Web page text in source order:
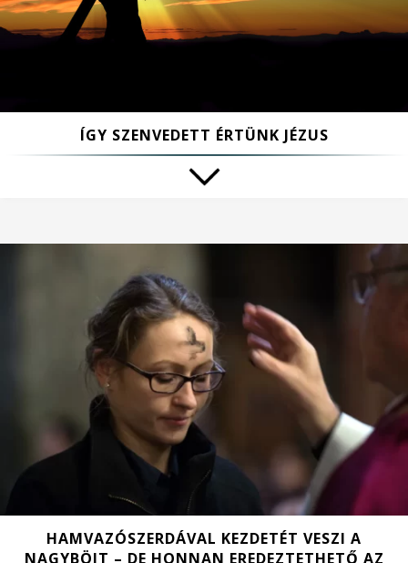
ÍGY SZENVEDETT ÉRTÜNK JÉZUS
HAMVAZÓSZERDÁVAL KEZDETÉT VESZI A
NAGYBÖJT – DE HONNAN EREDEZTETHETŐ AZ